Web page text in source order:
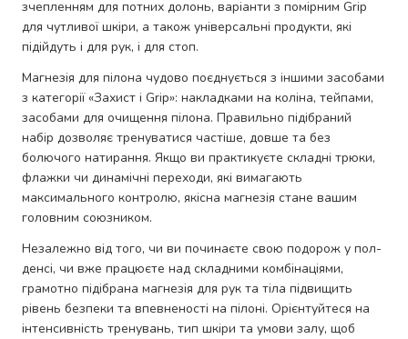
зчепленням для потних долонь, варіанти з помірним Grip
для чутливої шкіри, а також універсальні продукти, які
підійдуть і для рук, і для стоп.
Магнезія для пілона чудово поєднується з іншими засобами
з категорії «Захист і Grip»: накладками на коліна, тейпами,
засобами для очищення пілона. Правильно підібраний
набір дозволяє тренуватися частіше, довше та без
болючого натирання. Якщо ви практикуєте складні трюки,
флажки чи динамічні переходи, які вимагають
максимального контролю, якісна магнезія стане вашим
головним союзником.
Незалежно від того, чи ви починаєте свою подорож у пол-
денсі, чи вже працюєте над складними комбінаціями,
грамотно підібрана магнезія для рук та тіла підвищить
рівень безпеки та впевненості на пілоні. Орієнтуйтеся на
інтенсивність тренувань, тип шкіри та умови залу, щоб